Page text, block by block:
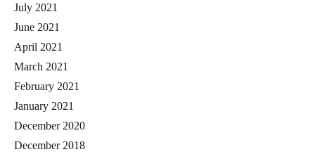
July 2021
June 2021
April 2021
March 2021
February 2021
January 2021
December 2020
December 2018